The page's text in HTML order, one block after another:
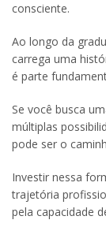
consciente.
Ao longo da
carrega uma
é parte
Se você busca
múltiplas
pode ser o
Investir nessa
trajetória
pela capacidade